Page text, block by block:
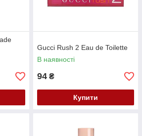
Gucci Rush 2 Eau de Toilette
В наявності
94 ₴
Купити